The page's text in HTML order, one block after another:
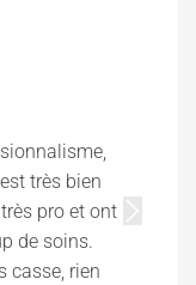
très bien
pro et ont
de soins.
casse, rien